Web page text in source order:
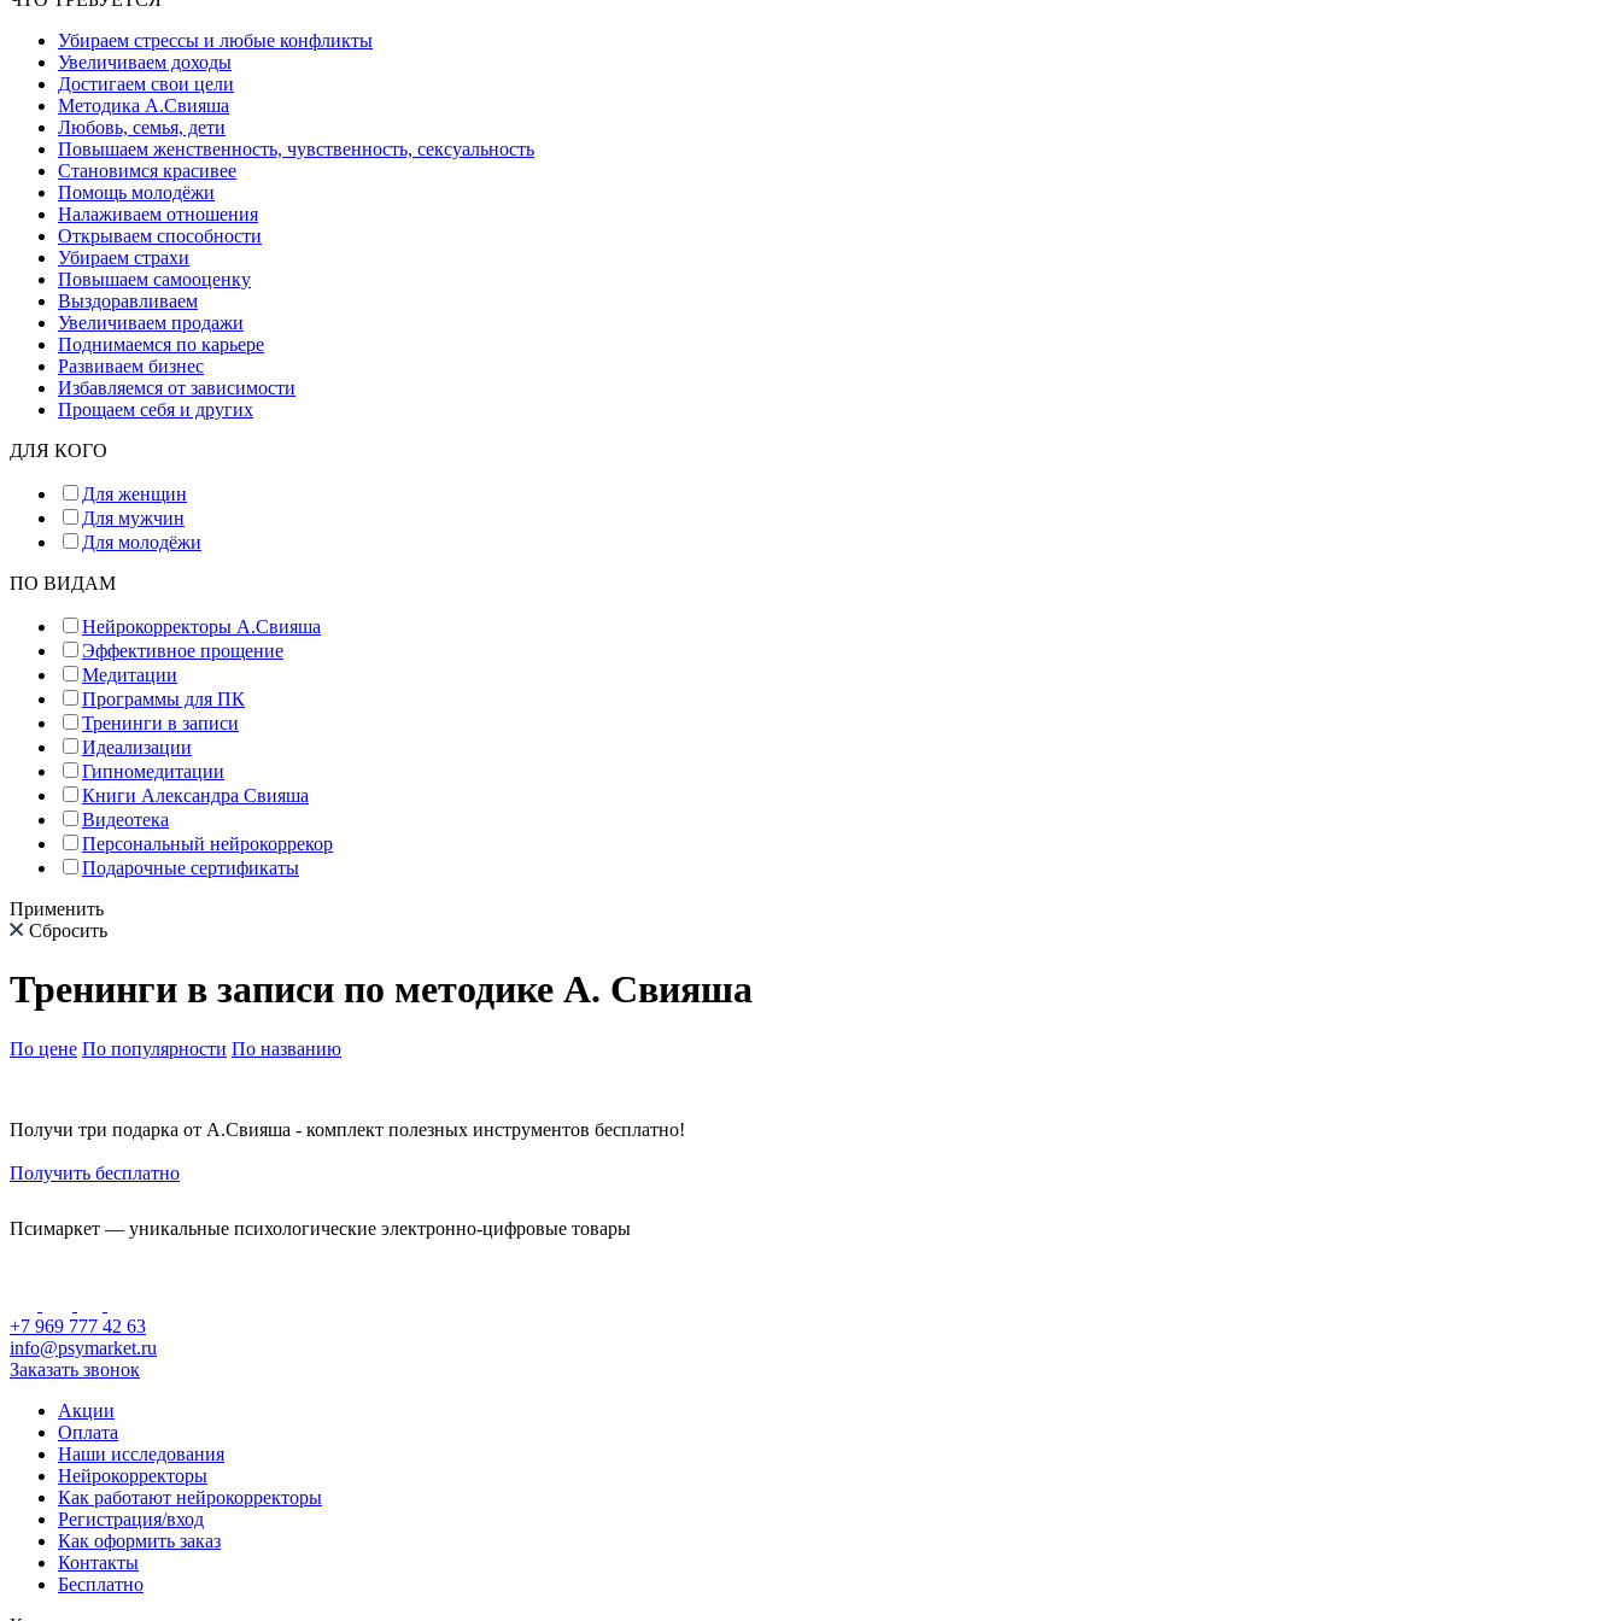
Убираем стрессы и любые конфликты
Увеличиваем доходы
Достигаем свои цели
Методика А.Свияша
Любовь, семья, дети
Повышаем женственность, чувственность, сексуальность
Становимся красивее
Помощь молодёжи
Налаживаем отношения
Открываем способности
Убираем страхи
Повышаем самооценку
Выздоравливаем
Увеличиваем продажи
Поднимаемся по карьере
Развиваем бизнес
Избавляемся от зависимости
Прощаем себя и других
ДЛЯ КОГО
Для женщин
Для мужчин
Для молодёжи
ПО ВИДАМ
Нейрокорректоры А.Свияша
Эффективное прощение
Медитации
Программы для ПК
Тренинги в записи
Идеализации
Гипномедитации
Книги Александра Свияша
Видеотека
Персональный нейрокоррекор
Подарочные сертификаты
Применить
Сбросить
Тренинги в записи по методике А. Свияша
По цене По популярности По названию
Получи три подарка от А.Свияша - комплект полезных инструментов бесплатно!
Получить бесплатно
Псимаркет — уникальные психологические электронно-цифровые товары
+7 969 777 42 63
info@psymarket.ru
Заказать звонок
Акции
Оплата
Наши исследования
Нейрокорректоры
Как работают нейрокорректоры
Регистрация/вход
Как оформить заказ
Контакты
Бесплатно